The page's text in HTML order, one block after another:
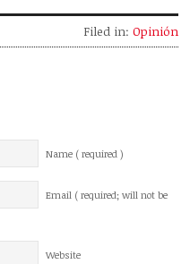
Filed in: Opinión
Name ( required )
Email ( required; will not be
Website